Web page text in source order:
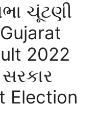
ચૂંટણી
2022
Election